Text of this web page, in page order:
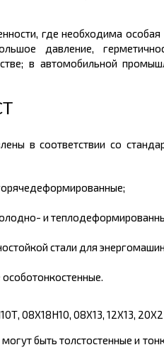
где необходима особая
давление,
в автомобильной
в соответствии со
и
стали для
08Х18Н10, 08Х13, 12Х13,
быть толстостенные и